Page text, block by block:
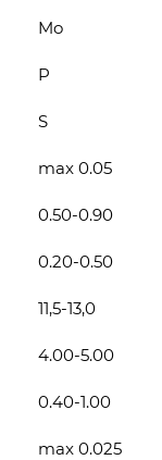
Mo
P
S
max 0.05
0.50-0.90
0.20-0.50
11,5-13,0
4.00-5.00
0.40-1.00
max 0.025